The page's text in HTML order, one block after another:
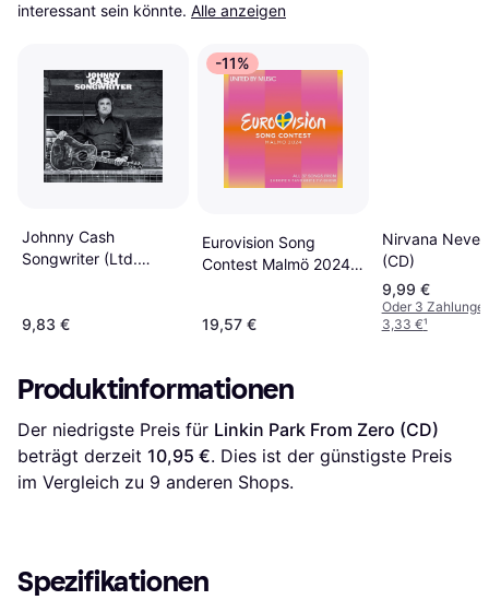
interessant sein könnte. Alle anzeigen
Johnny Cash
Songwriter (Ltd.
9,83 €
-11%
Eurovision Song
Contest Malmö 2024
19,57 €
Nirvana
(CD)
9,99 €
Oder 3
3,33 €¹
Produktinformationen
Der niedrigste Preis für Linkin Park From Zero (CD)
beträgt derzeit 10,95 €. Dies ist der günstigste Preis
im Vergleich zu 9 anderen Shops.
Spezifikationen